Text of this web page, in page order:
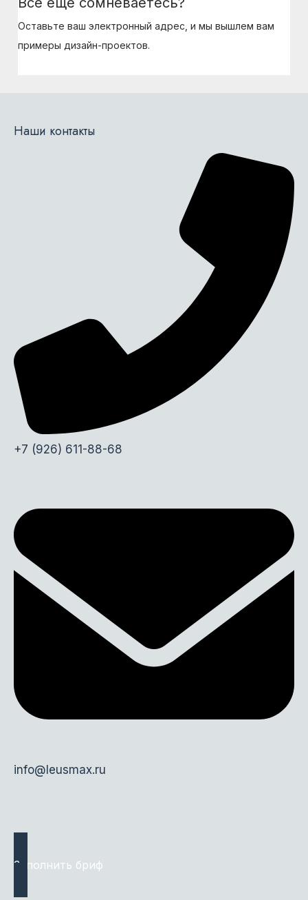
Оставьте ваш электронный адрес, и мы вышлем вам
примеры дизайн-проектов.
Наши контакты
+7 (926) 611-88-68
info@leusmax.ru
Заполнить бриф